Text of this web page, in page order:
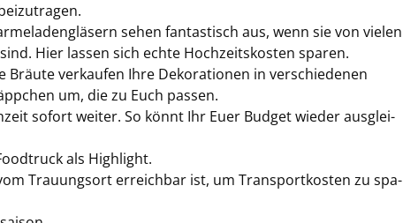
sehen fan­tas­tisch aus, wenn sie von vie­len
Hier las­sen sich echte Hoch­zeits­kos­ten spa­ren.
Bräu­te ver­kau­fen Ihre De­ko­ra­tio­nen in ver­schie­de­nen
um, die zu Euch pas­sen.
so­fort wei­ter. So könnt Ihr Euer Bud­get wie­der aus­glei­
als High­light.
Trau­ungs­ort er­reich­bar ist, um Trans­port­kos­ten zu spa­